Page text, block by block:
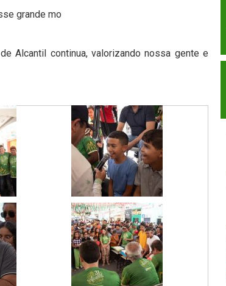
grande mo
Alcantil continua, valorizando nossa gente e
Tocador